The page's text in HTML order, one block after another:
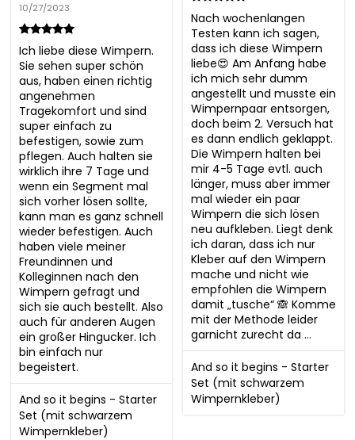
Nach wochenlangen
Testen kann ich sagen,
dass ich diese Wimpern
liebe😍 Am Anfang habe
ich mich sehr dumm
angestellt und musste ein
Wimpernpaar entsorgen,
doch beim 2. Versuch hat
es dann endlich geklappt.
Die Wimpern halten bei
mir 4-5 Tage evtl. auch
länger, muss aber immer
mal wieder ein paar
Wimpern die sich lösen
neu aufkleben. Liegt denk
ich daran, dass ich nur
Kleber auf den Wimpern
mache und nicht wie
empfohlen die Wimpern
damit „tusche“ 🙈 Komme
mit der Methode leider
garnicht zurecht da ...
And so it begins - Starter
Set (mit schwarzem
Wimpernkleber)
10/27/2023
Ich liebe diese Wimpern.
Sie sehen super schön
aus, haben einen richtig
angenehmen
Tragekomfort und sind
super einfach zu
befestigen, sowie zum
pflegen. Auch halten sie
wirklich ihre 7 Tage und
wenn ein Segment mal
sich vorher lösen sollte,
kann man es ganz schnell
wieder befestigen. Auch
haben viele meiner
Freundinnen und
Kolleginnen nach den
Wimpern gefragt und
sich sie auch bestellt. Also
auch für anderen Augen
ein großer Hingucker. Ich
bin einfach nur
begeistert.
And so it begins - Starter
Set (mit schwarzem
Wimpernkleber)